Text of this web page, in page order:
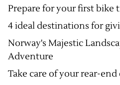
Prepare for your first bike
4 ideal destinations for
Norway's Majestic
Adventure
Take care of your rear-